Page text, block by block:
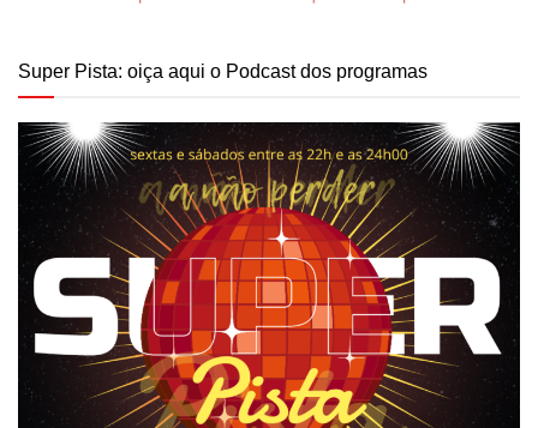
Super Pista: oiça aqui o Podcast dos programas